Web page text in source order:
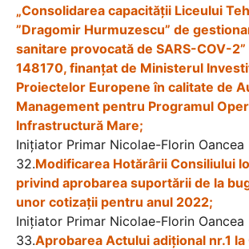
„Consolidarea capacității Liceului
”Dragomir Hurmuzescu” de
sanitare provocată de SARS-COV-2”
148170, finanțat de Ministerul
Proiectelor Europene în calitate de
Management pentru Programul
Infrastructură Mare;
Iniţiator Primar Nicolae-Florin Oancea
32.Modificarea Hotărârii Consiliului
privind aprobarea suportării de la
unor cotizații pentru anul 2022;
Iniţiator Primar Nicolae-Florin Oancea
33.Aprobarea Actului adițional nr.1